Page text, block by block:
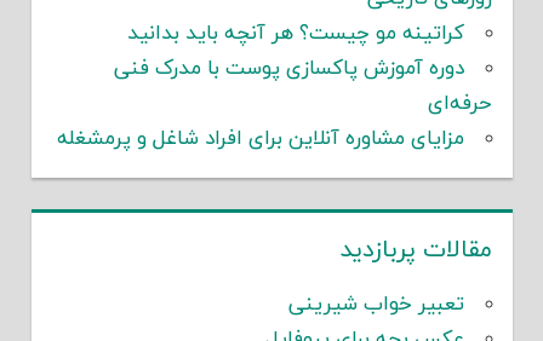
کراتینه مو چیست؟ هر آنچه باید بدانید
دوره آموزش پاکسازی پوست با مدرک فنی
حرفه‌ای
مزایای مشاوره آنلاین برای افراد شاغل و پرمشغله
مقالات پربازدید
تعبیر خواب شیرینی